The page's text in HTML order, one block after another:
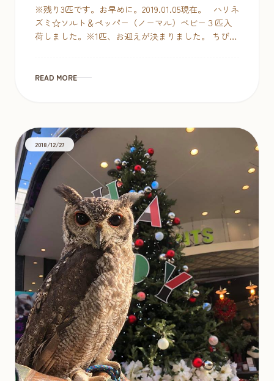
※残り3匹です。お早めに。2019.01.05現在。 ハリネ
ズミ☆ソルト＆ペッパー（ノーマル）ベビー３匹入
荷しました。※1匹、お迎えが決まりました。 ちびち
READ MORE
2018/12/27